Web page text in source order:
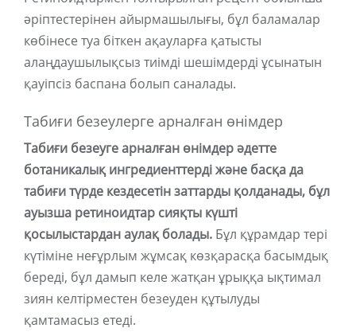
әріптестерінен айырмашылығы, бұл баламалар
көбінесе туа біткен ақауларға қатысты
алаңдаушылықсыз тиімді шешімдерді ұсынатын
қауіпсіз баспана болып саналады.
Табиғи безеулерге арналған өнімдер
Табиғи безеуге арналған өнімдер әдетте
ботаникалық ингредиенттерді және басқа да
табиғи түрде кездесетін заттарды қолданады, бұл
ауызша ретиноидтар сияқты күшті
қосылыстардан аулақ болады. Бұл құрамдар тері
күтіміне неғұрлым жұмсақ көзқарасқа басымдық
береді, бұл дамып келе жатқан ұрыққа ықтимал
зиян келтірместен безеуден құтылуды
қамтамасыз етеді.